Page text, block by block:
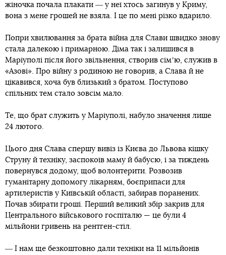
жіночка почала плакати ― у неї хтось загинув у Криму,
вона з мене грошей не взяла. І це по мені різко вдарило.
Попри хвилювання за брата війна для Слави швидко знову
стала далекою і примарною. Діма так і залишився в
Маріуполі після його звільнення, створив сімʼю, служив в
«Азові». Про війну з родиною не говорив, а Слава й не
цікавився, хоча був близький з братом. Поступово
спільних тем стало зовсім мало.
Те, що брат служить у Маріуполі, набуло значення лише
24 лютого.
Цього дня Слава спершу вивіз із Києва до Львова кішку
Струну й техніку, заспокоїв маму й бабусю, і за тиждень
повернувся додому, щоб волонтерити. Розвозив
гуманітарну допомогу лікарням, боєприпаси для
артилеристів у Київській області, забирав поранених.
Почав збирати гроші. Перший великий збір закрив для
Центрального військового госпіталю — це були 4
мільйони гривень на рентген-стіл.
― І нам ще безкоштовно дали техніки на 11 мільйонів